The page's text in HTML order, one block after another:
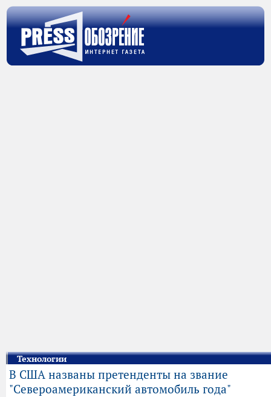
Технологии
В США названы претенденты на звание
"Североамериканский автомобиль года"